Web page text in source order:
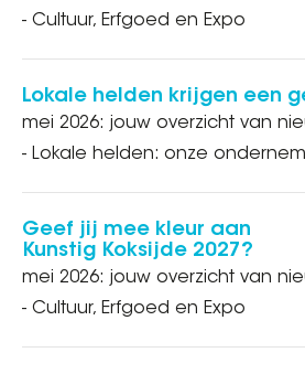
- Cultuur, Erfgoed en Expo
Lokale helden krijgen een
mei 2026: jouw overzicht van
- Lokale helden: onze
Geef jij mee kleur aan
Kunstig Koksijde 2027?
mei 2026: jouw overzicht van
- Cultuur, Erfgoed en Expo